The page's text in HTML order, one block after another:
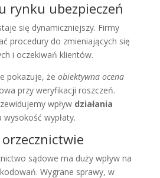
rynku ubezpieczeń
się dynamiczniejszy. Firmy
procedury do zmieniających się
i oczekiwań klientów.
pokazuje, że obiektywna ocena
przy weryfikacji roszczeń.
wpływ działania
wysokość wypłaty.
sądowe ma duży wpływ na
Wygrane sprawy, w